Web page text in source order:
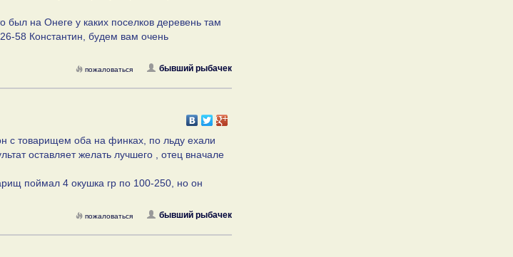
был на Онеге у каких поселков деревень там
58 Константин, будем вам очень
бывший рыбачек
пожаловаться
товарищем оба на финках, по льду ехали
оставляет желать лучшего , отец вначале
поймал 4 окушка гр по 100-250, но он
бывший рыбачек
пожаловаться